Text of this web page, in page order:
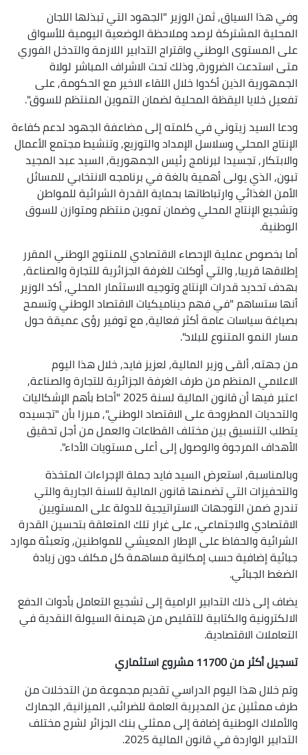
وفي هذا السياق, ثمن الوزير "الجهود التي تبذلها اللجان
المحلية المشتركة لرصد وملاحظة الوضعية اليومية للأسواق
على المستوى الوطني واقتراح التدابير اللازمة والتدخل الفوري
متى استدعت الضرورة, وذلك تحت الاشراف المباشر لولاة
الجمهورية الذين أكدوا خلال اللقاء الاخير مع الحكومة, على
تفعيل خلايا اليقظة المحلية لضمان التموين المنتظم للسوق".
ودعا السيد زيتوني في كلمته إلى مضاعفة الجهود لدعم كفاءة
الإنتاج المحلي وسلاسل الإمداد والتوزيع, وتنشيط مجتمع الأعمال
والابتكار, تجسيدا لبرنامج رئيس الجمهورية, السيد عبد المجيد
تبون, الذي يولى أهمية بالغة في برنامجه الانتخابي للمسائل
الأمن الغذائي وارتباطاتها بحماية القدرة الشرائية للمواطن
وتشجيع الإنتاج المحلي وضمان تموين منتظم ومتوازن للسوق
الوطنية.
أما بخصوص عملية الإحصاء الاقتصادي للمنتوج الوطني المقرر
إطلاقها قريبا, والتي أوكلت للغرفة الجزائرية للتجارة والصناعة,
بهدف تحديد قدرات الإنتاج وتوجيه الاستثمار المحلي, أكد الوزير
أنها ستساهم "في فهم ديناميكيات الاقتصاد الوطني وتسمح
بصياغة سياسات عامة أكثر فعالية, مع توفير رؤى عميقة حول
مسار النمو المتنوع للبلاد".
من جهته, ألقى وزير المالية, لعزيز فايد, خلال هذا اليوم
الاعلامي المنظم من طرف الغرفة الجزائرية للتجارة والصناعة,
اعتبر فيها أن قانون المالية لسنة 2025 "أحاط بأهم الإشكاليات
والتحديات المطروحة على الاقتصاد الوطني", مبرزا بأن "تجسيده
يتطلب التنسيق بين مختلف القطاعات والعمل من أجل تحقيق
الأهداف المرجوة والوصول إلى أعلى مستويات الأداء".
وبالمناسبة, استعرض السيد فايد جملة الإجراءات المتخذة
والتحفيزات التي تضمنها قانون المالية للسنة الجارية والتي
تندرج ضمن التوجهات الاستراتيجية للدولة على المستويين
الاقتصادي والاجتماعي, على غرار تلك المتعلقة بتحسين القدرة
الشرائية والحفاظ على الإطار المعيشي للمواطنين, وتعبئة موارد
جبائية إضافية حسب إمكانية مساهمة كل مكلف دون زيادة
الضغط الجبائي.
يضاف إلى ذلك التدابير الرامية إلى تشجيع التعامل بأدوات الدفع
الالكترونية والكتابية للتقليص من هيمنة السيولة النقدية في
التعاملات الاقتصادية.
تسجيل أكثر من 11700 مشروع استثماري
وتم خلال هذا اليوم الدراسي تقديم مجموعة من التدخلات من
طرف ممثلين عن المديرية العامة للضرائب, الميزانية, الجمارك
والأملاك الوطنية إضافة إلى ممثلي بنك الجزائر لشرح مختلف
التدابير الواردة في قانون المالية 2025.